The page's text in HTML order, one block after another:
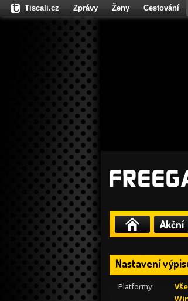
Akční
Nastavení
Platformy: Vše
Tiscali.cz Zprávy Ženy Cestování
Fights.cz